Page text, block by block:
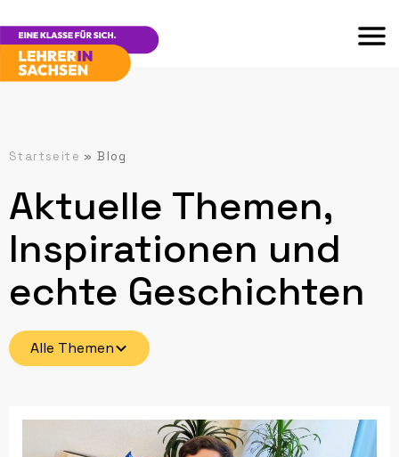
Startseite »Blog
Aktuelle Themen,
Inspirationen und
echte Geschichten
Alle Themen
Bildungspolitik Förderschule